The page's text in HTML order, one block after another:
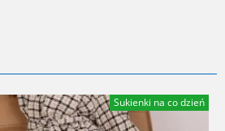
Sukienki na co dzień